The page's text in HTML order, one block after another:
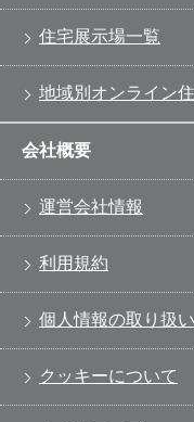
住宅展示場一覧
地域別オンライン
会社概要
運営会社情報
利用規約
個人情報の取り扱い
クッキーについて